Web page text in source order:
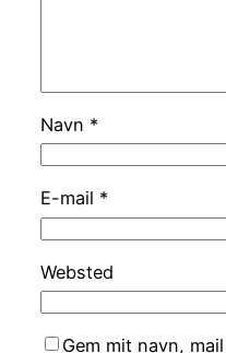
Navn *
E-mail *
Websted
Gem mit navn,